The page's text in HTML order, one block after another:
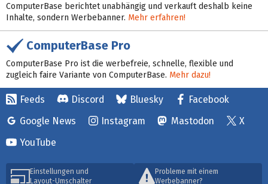
ComputerBase berichtet unabhängig und verkauft deshalb keine
Inhalte, sondern Werbebanner. Mehr erfahren!
ComputerBase Pro
ComputerBase Pro ist die werbefreie, schnelle, flexible und
zugleich faire Variante von ComputerBase. Mehr dazu!
Feeds Discord Bluesky
Facebook
Google News
Instagram Mastodon
X
YouTube
Einstellungen und
Layout-Umschalter
Probleme mit einem
Werbebanner?